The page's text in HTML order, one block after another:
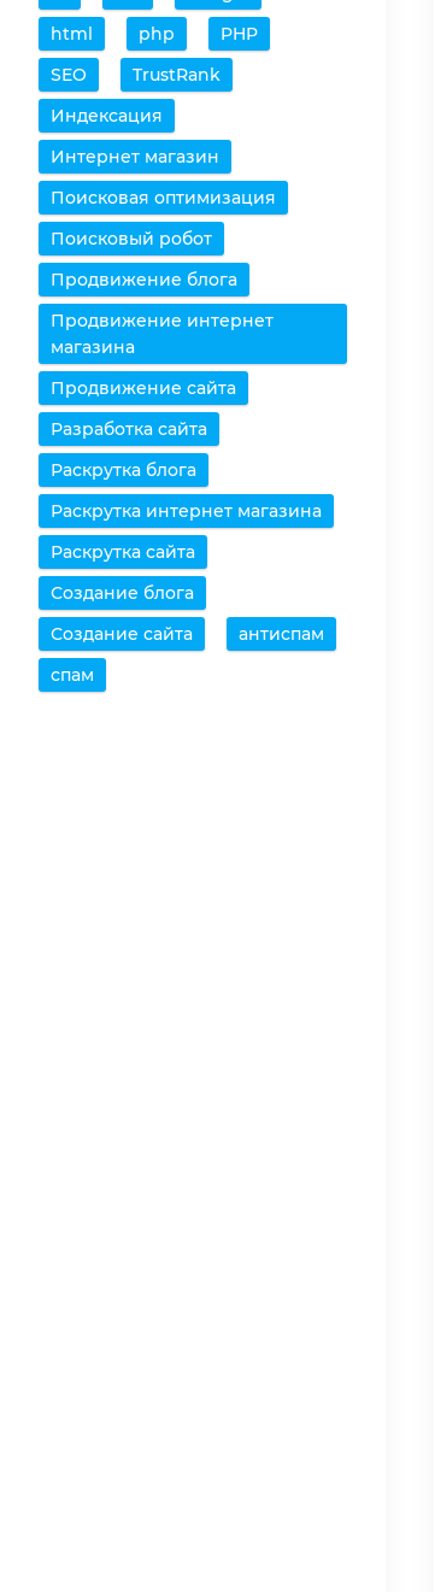
html
php
PHP
SEO
TrustRank
Индексация
Интернет магазин
Поисковая оптимизация
Поисковый робот
Продвижение блога
Продвижение интернет
магазина
Продвижение сайта
Разработка сайта
Раскрутка блога
Раскрутка интернет магазина
Раскрутка сайта
Создание блога
Создание сайта
антиспам
спам